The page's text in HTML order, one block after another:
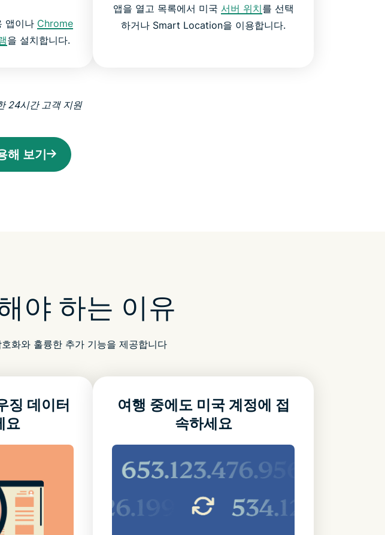
앱이나 Chrome
을 설치합니다.
앱을 열고 목록에서 미국 서버 위치를 선택
하거나 Smart Location을 이용합니다.
24시간 고객 지원
해 보기
야 하는 이유
화와 훌륭한 추가 기능을 제공합니다
징 데이터
요
여행 중에도 미국 계정에 접
속하세요